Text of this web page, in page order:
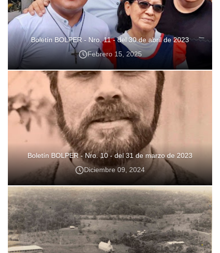
Boletín BOLPER - Nro. 11 - del 30 de abril de 2023
Febrero 15, 2025
Boletín BOLPER - Nro. 10 - del 31 de marzo de 2023
Diciembre 09, 2024